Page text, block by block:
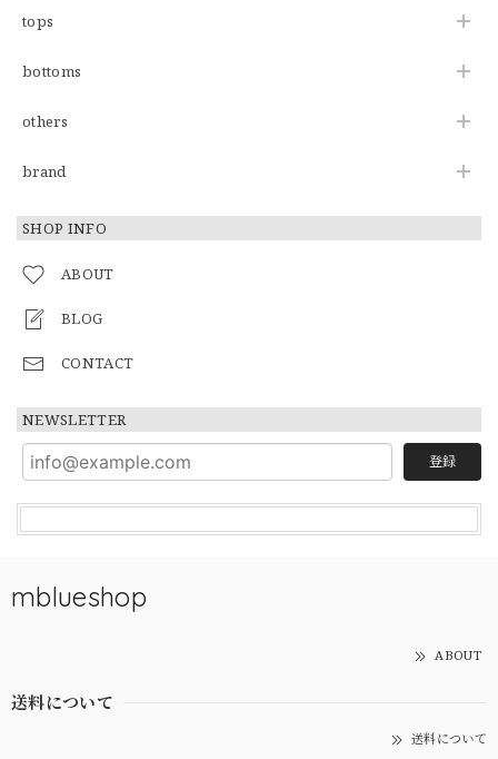
tops
bottoms
others
brand
SHOP INFO
ABOUT
BLOG
CONTACT
NEWSLETTER
登録
mblueshop
ABOUT
送料について
送料について